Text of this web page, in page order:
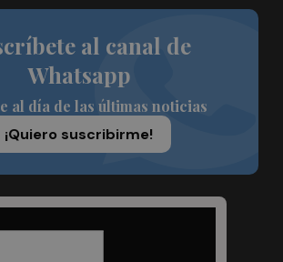
al canal de
Whatsapp
al día de las últimas noticias
¡Quiero suscribirme!